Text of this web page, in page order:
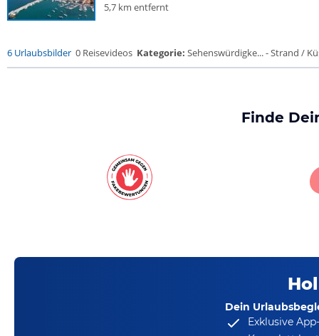
5,7 km entfernt
6 Urlaubsbilder 0 Reisevideos Kategorie: Sehenswürdigke... - Strand /
Finde
Dein
Exklusive